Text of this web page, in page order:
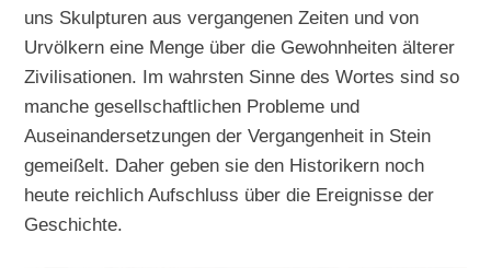
uns Skulpturen aus vergangenen Zeiten und von
Urvölkern eine Menge über die Gewohnheiten älterer
Zivilisationen. Im wahrsten Sinne des Wortes sind so
manche gesellschaftlichen Probleme und
Auseinandersetzungen der Vergangenheit in Stein
gemeißelt. Daher geben sie den Historikern noch
heute reichlich Aufschluss über die Ereignisse der
Geschichte.